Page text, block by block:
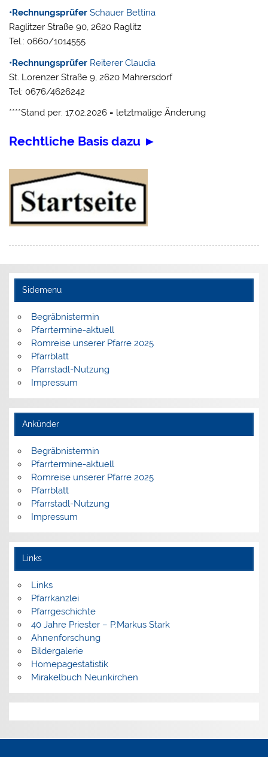
•RechnungsprüferSchauer Bettina
Raglitzer Straße 90, 2620 Raglitz
Tel.: 0660/1014555
•Rechnungsprüfer Reiterer Claudia
St. Lorenzer Straße 9, 2620 Mahrersdorf
Tel: 0676/4626242
****Stand per: 17.02.2026 = letztmalige Änderung
Rechtliche Basis dazu ►
Sidemenu
Begräbnistermin
Pfarrtermine-aktuell
Romreise unserer Pfarre 2025
Pfarrblatt
Pfarrstadl-Nutzung
Impressum
Ankünder
Begräbnistermin
Pfarrtermine-aktuell
Romreise unserer Pfarre 2025
Pfarrblatt
Pfarrstadl-Nutzung
Impressum
Links
Links
Pfarrkanzlei
Pfarrgeschichte
40 Jahre Priester – P.Markus Stark
Ahnenforschung
Bildergalerie
Homepagestatistik
Mirakelbuch Neunkirchen